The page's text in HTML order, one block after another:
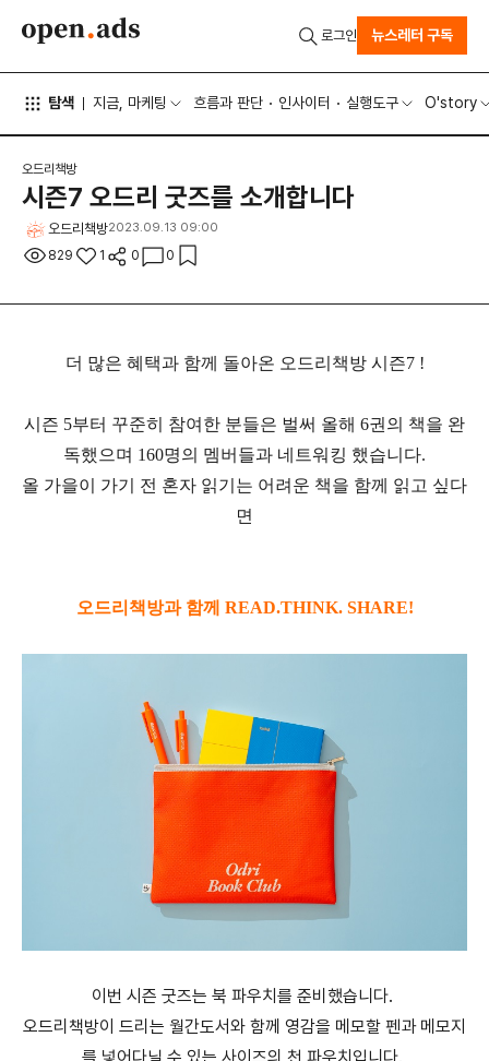
탐색 지금, 마케팅 흐름과 판단 인사이터 실행도구 O'story
로그인 뉴스레터 구독
오드리책방
시즌7 오드리 굿즈를 소개합니다
오드리책방2023.09.13 09:00
829 1 0 0
더 많은 혜택과 함께 돌아온 오드리책방 시즌7 !
시즌 5부터 꾸준히 참여한 분들은 벌써 올해 6권의 책을 완
독했으며 160명의 멤버들과 네트워킹 했습니다.
올 가을이 가기 전 혼자 읽기는 어려운 책을 함께 읽고 싶다
면
오드리책방과함께 READ.THINK. SHARE!
이번 시즌 굿즈는 북 파우치를 준비했습니다.
오드리책방이 드리는 월간도서와 함께 영감을 메모할 펜과 메모지
를 넣어다닐 수 있는 사이즈의 천 파우치입니다.